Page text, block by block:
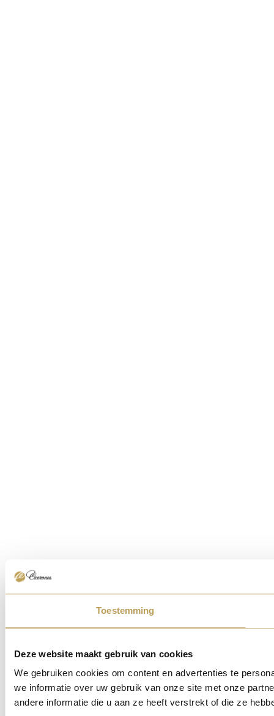
Toestemming
Deze website maakt gebruik van cookies
We gebruiken cookies om content en advertenties te
we informatie over uw gebruik van onze site met onze
andere informatie die u aan ze heeft verstrekt of die ze